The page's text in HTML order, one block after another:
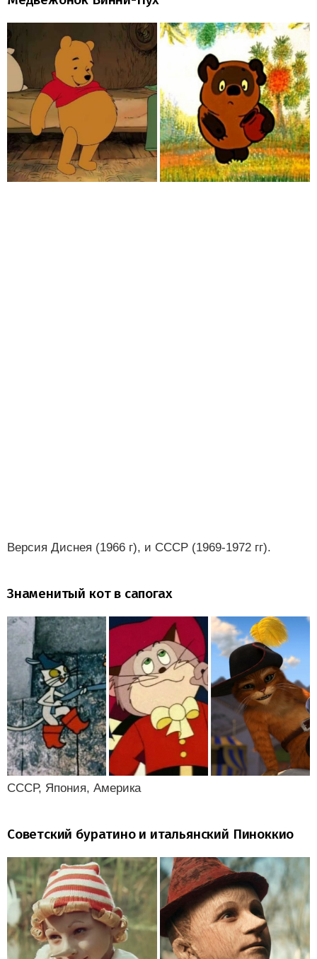
Версия Диснея (1966 г), и СССР (1969-1972 гг).
Знаменитый кот в сапогах
СССР, Япония, Америка
Советский буратино и итальянский Пиноккио